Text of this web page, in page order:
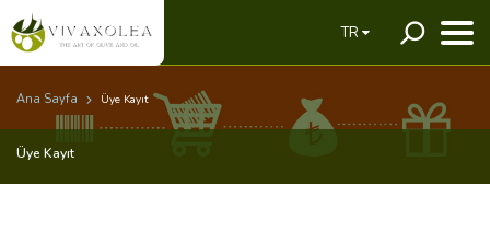
TR
Ana Sayfa Üye Kayıt
Üye Kayıt